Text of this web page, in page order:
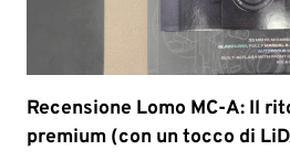
Recensione Lomo MC-A: Il
premium (con un tocco di